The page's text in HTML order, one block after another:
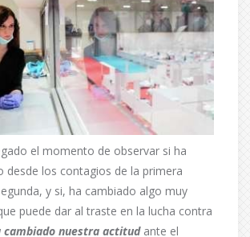
el momento de observar si ha
desde los contagios de la primera
y si, ha cambiado algo muy
puede dar al traste en la lucha contra
cambiado nuestra actitud ante el